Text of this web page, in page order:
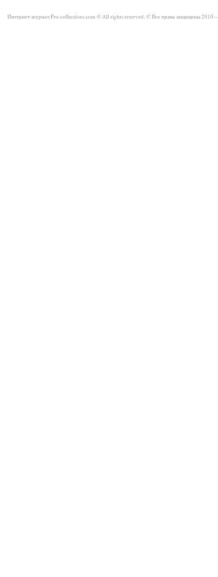
Интернет-журнал Pro-collections.com © All rights reserved. © Все права защищены